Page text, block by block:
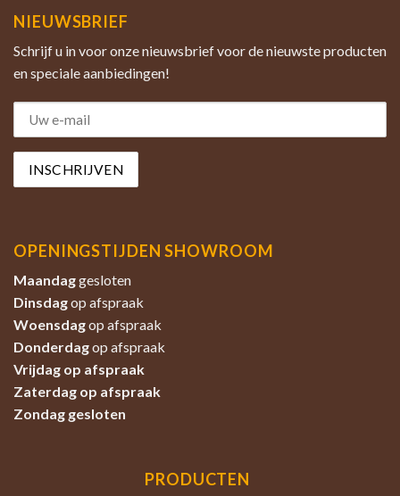
NIEUWSBRIEF
Schrijf u in voor onze nieuwsbrief voor de nieuwste producten
en speciale aanbiedingen!
OPENINGSTIJDEN SHOWROOM
Maandaggesloten
Dinsdagop afspraak
Woensdagop afspraak
Donderdagop afspraak
Vrijdag op afspraak
Zaterdag op afspraak
Zondag gesloten
PRODUCTEN